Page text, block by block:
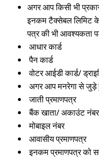
अगर आप किसी भी
इनकम टैक्सेबल लिमिट
पत्र की भी आवश्यकता
आधार कार्ड
पैन कार्ड
वोटर आईडी कार्ड/
अगर आप मनरेगा से जुड़े
जाती प्रमाणपत्र
बैंक खाता/ अकाउंट नंबर
मोबाइल नंबर
आवासीय प्रमाणपत्र
इनकम प्रमाणपत्र को